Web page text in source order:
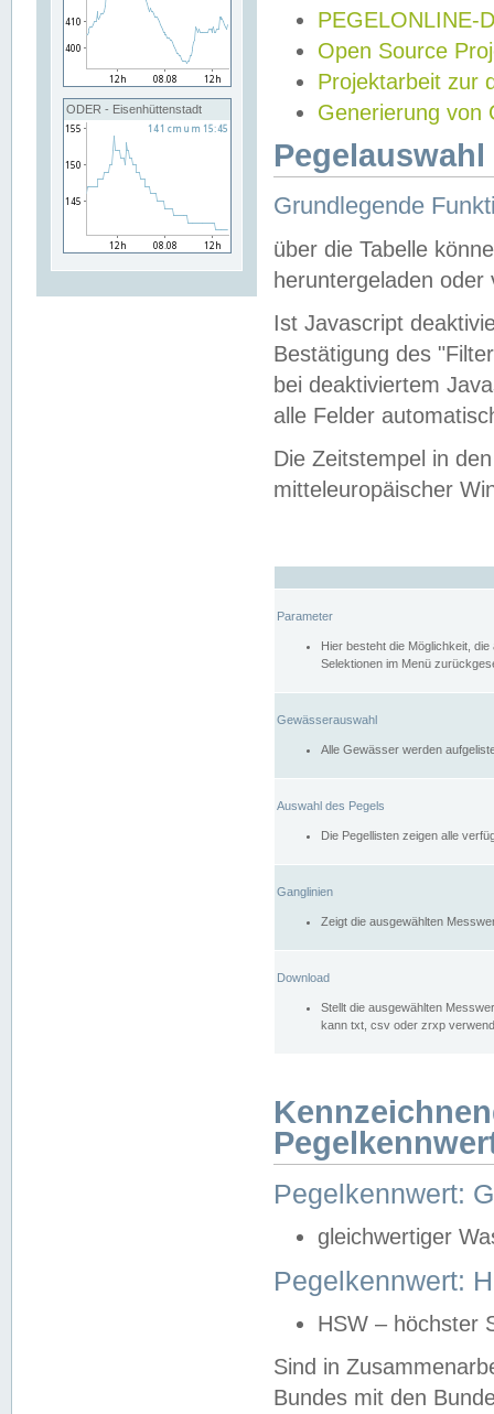
ODER - Eisenhüttenstadt
PEGELONLINE-
Open Source
Projektarbeit zur
Generierung von
Grundlegende
über die Tabelle
heruntergeladen oder
Ist Javascript
Bestätigung des
bei deaktiviertem
alle Felder
Die Zeitstempel in
mitteleuropäischer
Parameter
Hier besteht die Möglichkeit,
Selektionen im Menü
Gewässerauswahl
Alle Gewässer werden
Auswahl des Pegels
Die Pegellisten zeigen alle
Ganglinien
Zeigt die ausgewählten
Download
Stellt die ausgewählten
kann txt, csv oder zrxp
Pegelkennwert:
gleichwertiger
Pegelkennwert:
HSW – höchster
Sind in
Bundes mit den